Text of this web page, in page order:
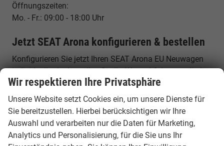
Öffnungszeiten:
Mo. - Fr.: 09:00 - 18:00 Uhr
Jetzt SEAT Arona konfigurieren & bestellen
Konfigurieren Sie jetzt Ihren SEAT Arona EU Neuwagen
individuell oder bestellen Sie Ihr Wunschfahrzeug direkt
ab Werk. Sichern Sie sich ein attraktives Angebot für
einen der beliebtesten kompakten SUVs Europas.
Häufige Fragen (FAQ)
Ist der SEAT Arona ein SUV?
Wir respektieren Ihre Privatsphäre
Unsere Website setzt Cookies ein, um unsere Dienste für
Sie bereitzustellen. Hierbei berücksichtigen wir Ihre
Auswahl und verarbeiten nur die Daten für Marketing,
Analytics und Personalisierung, für die Sie uns Ihr